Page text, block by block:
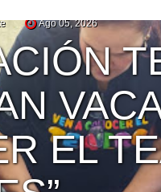
Ago 05, 2026